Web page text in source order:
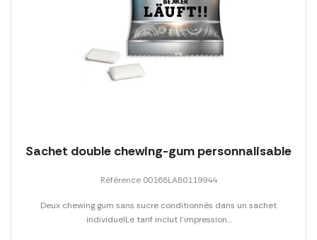
Sachet double chewing-gum personnalisable
Référence 00168LAB0119944
Deux chewing gum sans sucre conditionnés dans un sachet
individuelLe tarif inclut l'impression...